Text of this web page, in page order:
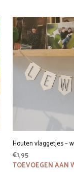
Houten vlaggetjes –
€1,95
TOEVOEGEN AAN